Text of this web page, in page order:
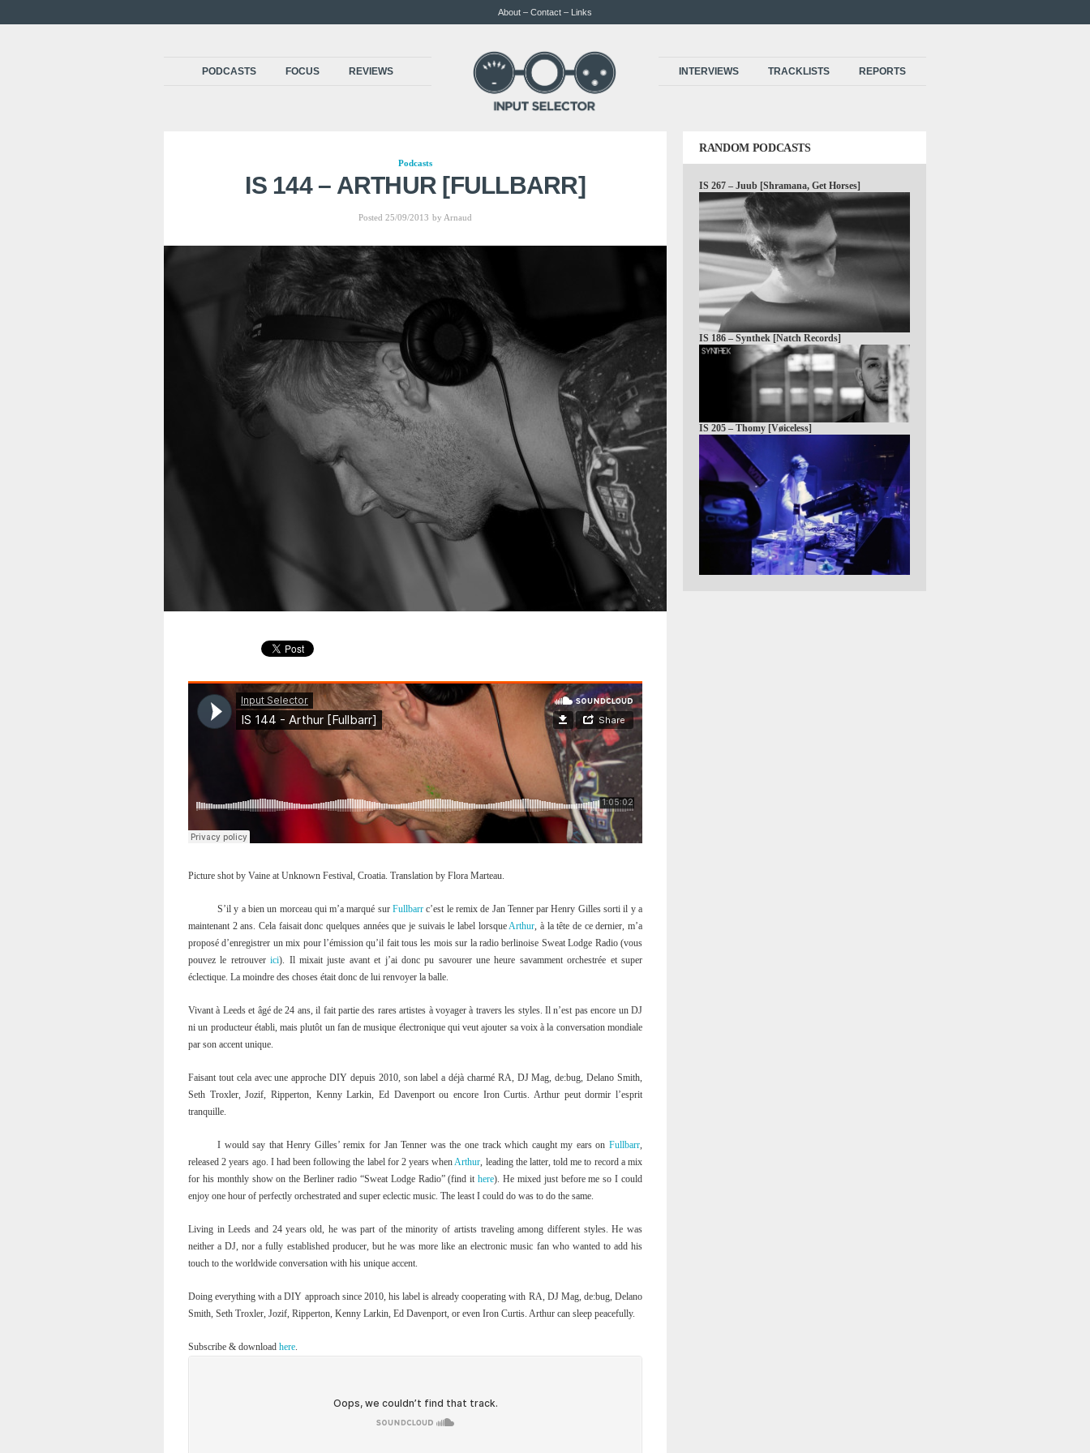
About – Contact – Links
PODCASTS FOCUS REVIEWS INTERVIEWS TRACKLISTS REPORTS
Podcasts
IS 144 – ARTHUR [FULLBARR]
Posted 25/09/2013 by Arnaud
Picture shot by Vaine at Unknown Festival, Croatia. Translation by Flora Marteau.
S’il y a bien un morceau qui m’a marqué surFullbarr c’est le remix de Jan Tenner par Henry Gilles sorti il y a
maintenant 2 ans. Cela faisait donc quelques années que je suivais le label lorsqueArthur, à la tête de ce dernier, m’a
proposé d’enregistrer un mix pour l’émission qu’il fait tous les mois sur la radio berlinoise Sweat Lodge Radio (vous
pouvez le retrouverici). Il mixait juste avant et j’ai donc pu savourer une heure savamment orchestrée et super
éclectique. La moindre des choses était donc de lui renvoyer la balle.
Vivant à Leeds et âgé de 24 ans, il fait partie des rares artistes à voyager à travers les styles. Il n’est pas encore un DJ
ni un producteur établi, mais plutôt un fan de musique électronique qui veut ajouter sa voix à la conversation mondiale
par son accent unique.
Faisant tout cela avec une approche DIY depuis 2010, son label a déjà charmé RA, DJ Mag, de:bug, Delano Smith,
Seth Troxler, Jozif, Ripperton, Kenny Larkin, Ed Davenport ou encore Iron Curtis. Arthur peut dormir l’esprit
tranquille.
I would say that Henry Gilles’ remix for Jan Tenner was the one track which caught my ears on Fullbarr,
released 2 years ago. I had been following the label for 2 years whenArthur, leading the latter, told me to record a mix
for his monthly show on the Berliner radio “Sweat Lodge Radio” (find ithere). He mixed just before me so I could
enjoy one hour of perfectly orchestrated and super eclectic music. The least I could do was to do the same.
Living in Leeds and 24 years old, he was part of the minority of artists traveling among different styles. He was
neither a DJ, nor a fully established producer, but he was more like an electronic music fan who wanted to add his
touch to the worldwide conversation with his unique accent.
Doing everything with a DIY approach since 2010, his label is already cooperating with RA, DJ Mag, de:bug, Delano
Smith, Seth Troxler, Jozif, Ripperton, Kenny Larkin, Ed Davenport, or even Iron Curtis. Arthur can sleep peacefully.
Subscribe & download here.
RANDOM PODCASTS
IS 267 – Juub [Shramana, Get Horses]
IS 186 – Synthek [Natch Records]
IS 205 – Thomy [Vøiceless]